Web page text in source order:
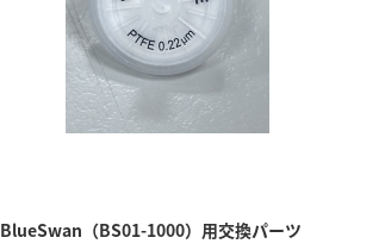
BlueSwan（BS01-1000）用交換パーツ